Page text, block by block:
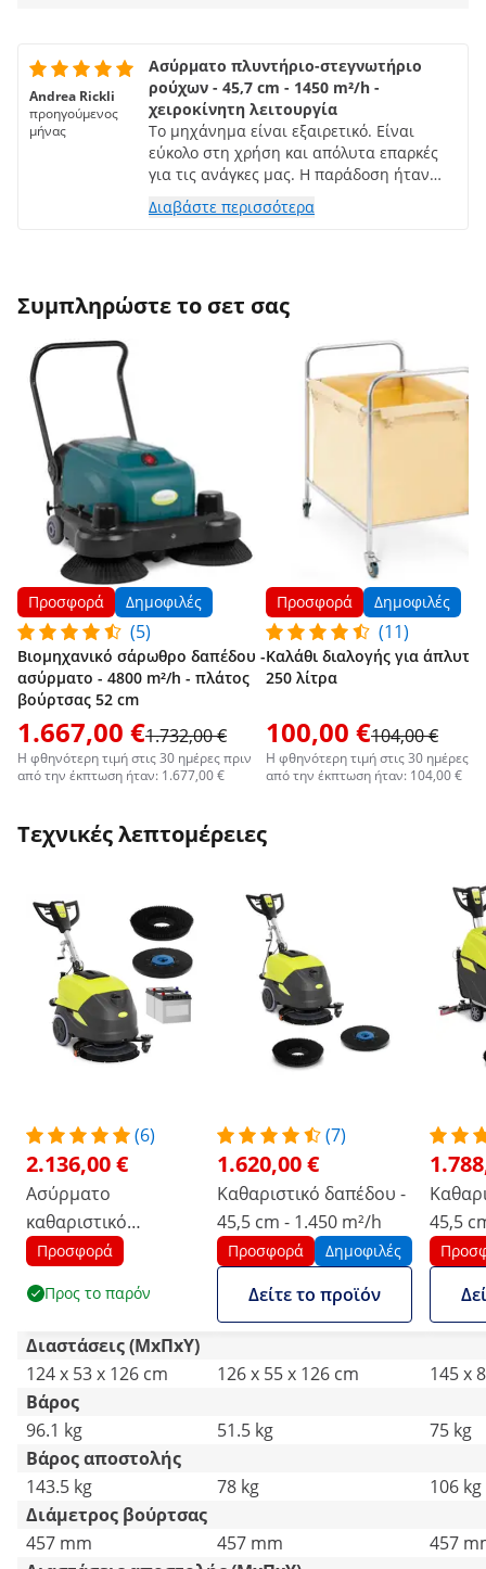
Andrea Rickli
προηγούμενος
μήνας
Ασύρματο πλυντήριο-στεγνωτήριο
ρούχων - 45,7 cm - 1450 m²/h -
χειροκίνητη λειτουργία
Το μηχάνημα είναι εξαιρετικό. Είναι
εύκολο στη χρήση και απόλυτα επαρκές
για τις ανάγκες μας. Η παράδοση ήταν
επίσης γρήγορη και εύκολη. Σας
ευχαριστούμε πολύ.
Διαβάστε περισσότερα
Συμπληρώστε το σετ σας
Προσφορά Δημοφιλές
(5)
Βιομηχανικό σάρωθρο δαπέδου -
ασύρματο - 4800 m²/h - πλάτος
βούρτσας 52 cm
1.667,00 €1.732,00 €
Η φθηνότερη τιμή στις 30 ημέρες πριν
από την έκπτωση ήταν: 1.677,00 €
Προσφορά Δημοφιλές
(11)
Καλάθι διαλογής για άπλυτα
250 λίτρα
100,00 €104,00 €
Η φθηνότερη τιμή στις 30 ημέρες
από την έκπτωση ήταν: 104,00 €
Τεχνικές λεπτομέρειες
(6)
2.136,00 €
Ασύρματο
καθαριστικό
δαπέδου - 45,7 cm -
Προσφορά
Προς το παρόν
(7)
1.620,00 €
Καθαριστικό δαπέδου -
45,5 cm - 1.450 m²/h
Προσφορά Δημοφιλές
Δείτε το προϊόν
45,5
Διαστάσεις (ΜxΠxΥ)
124 x 53 x 126 cm
126 x 55 x 126 cm
145 x
Βάρος
96.1 kg
51.5 kg
75 kg
Βάρος αποστολής
143.5 kg
78 kg
106 kg
Διάμετρος βούρτσας
457 mm
457 mm
457